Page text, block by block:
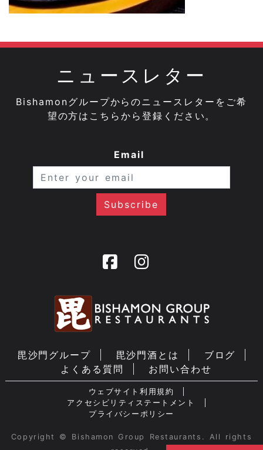
ニュースレター
Bishamonグループからのニュースレターをご希
望の方はこちらから登録ください。
Email
毘沙門グループ 毘沙門酒とは
ブログ
よくある質問
お問い合わせ
ウェブサイト利用規約
アクセシビリティステートメント
プライバシーポリシー
Copyright © Bishamon Group Restaurants. All rights